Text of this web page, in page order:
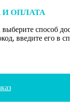
И ОПЛАТА
способ
введите его в